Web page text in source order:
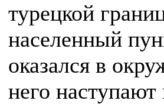
турецкой
населенный
оказался в
него